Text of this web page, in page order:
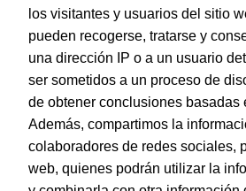
EAN: 8421938700190
© Dohe - Camino de
28970 • Humanes de
ESPAÑA
los visitantes y usuarios del sitio
pueden recogerse, tratarse y
una dirección IP o a un usuario
ser sometidos a un proceso de
de obtener conclusiones basadas
Además, compartimos la
colaboradores de redes sociales,
web, quienes podrán utilizar la